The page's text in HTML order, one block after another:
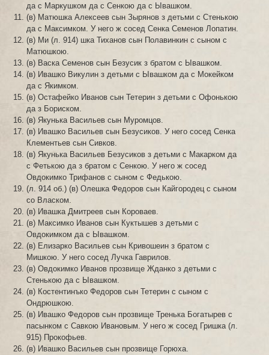
да с Маркушком да с Сенкою да с Ывашком.
(в) Матюшка Алексеев сын Зырянов з детьми с Стенькою
да с Максимком. У него ж сосед Сенка Семенов Лопатин.
(в) Ми (л. 914) шка Тиханов сын Полавинкин с сыном с
Матюшкою.
(в) Васка Семенов сын Безусик з братом с Ывашком.
(в) Ивашко Викулин з детьми с Ывашком да с Мокейком
да с Якимком.
(в) Остафейко Иванов сын Тетерин з детьми с Офонькою
да з Бориском.
(в) Якунька Васильев сын Муромцов.
(в) Ивашко Васильев сын Безусиков. У него сосед Сенка
Клементьев сын Сивков.
(в) Якунька Васильев Безусиков з детьми с Макарком да
с Фетькою да з братом с Сенкою. У него ж сосед
Овдокимко Трифанов с сыном с Федькою.
(л. 914 об.) (в) Олешка Федоров сын Кайгородец с сыном
со Власком.
(в) Ивашка Дмитреев сын Короваев.
(в) Максимко Иванов сын Куктышев з детьми с
Овдокимком да с Ывашком.
(в) Елизарко Васильев сын Кривошеин з братом с
Мишкою. У него сосед Лучка Гаврилов.
(в) Овдокимко Иванов прозвище Жданко з детьми с
Стенькою да с Ывашком.
(в) Костентинъко Федоров сын Тетерин с сыном с
Ондрюшкою.
(в) Ивашко Федоров сын прозвище Тренька Богатырев с
пасынком с Савкою Ивановым. У него ж сосед Гришка (л.
915) Прокофьев.
(в) Ивашко Васильев сын прозвище Горюха.